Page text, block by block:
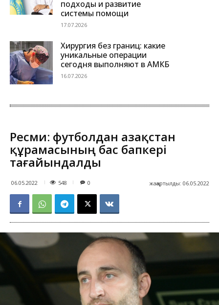
подходы и развитие
системы помощи
17.07.2026
Хирургия без границ: какие
уникальные операции
сегодня выполняют в АМКБ
16.07.2026